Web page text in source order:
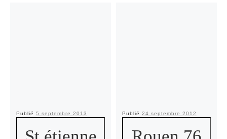
Publié 5 septembre 2013 Publié 24 septembre 2012